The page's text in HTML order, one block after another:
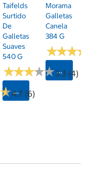
★
★4.7 (6)
Código Postal
Taifelds
Surtido
De
Galletas
Suaves
540 G
★★★★★
★★★★★3.3 (4)
Seleccionar
Morama
Galletas
Canela
384 G
★★★
★★★